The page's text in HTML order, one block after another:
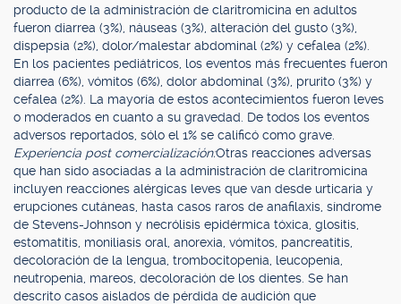
producto de la administración de claritromicina en adultos
fueron diarrea (3%), náuseas (3%), alteración del gusto (3%),
dispepsia (2%), dolor/malestar abdominal (2%) y cefalea (2%).
En los pacientes pediátricos, los eventos más frecuentes fueron
diarrea (6%), vómitos (6%), dolor abdominal (3%), prurito (3%) y
cefalea (2%). La mayoría de estos acontecimientos fueron leves
o moderados en cuanto a su gravedad. De todos los eventos
adversos reportados, sólo el 1% se calificó como grave.
Experiencia post comercialización:Otras reacciones adversas
que han sido asociadas a la administración de claritromicina
incluyen reacciones alérgicas leves que van desde urticaria y
erupciones cutáneas, hasta casos raros de anafilaxis, síndrome
de Stevens-Johnson y necrólisis epidérmica tóxica, glositis,
estomatitis, moniliasis oral, anorexia, vómitos, pancreatitis,
decoloración de la lengua, trombocitopenia, leucopenia,
neutropenia, mareos, decoloración de los dientes. Se han
descrito casos aislados de pérdida de audición que